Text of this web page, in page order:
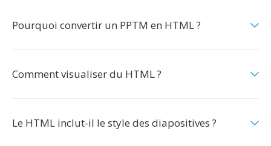
Pourquoi convertir un PPTM en HTML ?
Comment visualiser du HTML ?
Le HTML inclut-il le style des diapositives ?